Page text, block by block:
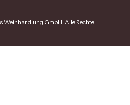
Weinhandlung GmbH. Alle Rechte